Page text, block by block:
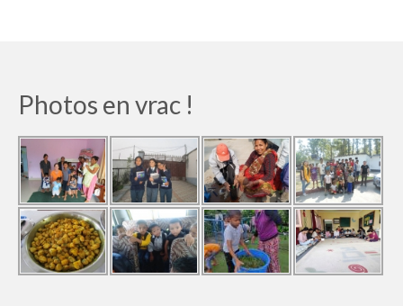
Photos en vrac !